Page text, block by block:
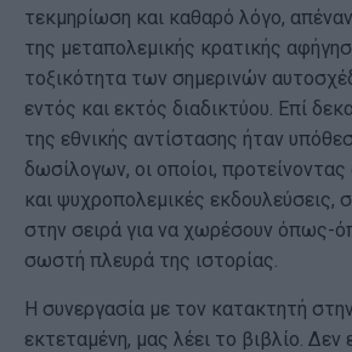
τεκμηρίωση και καθαρό λόγο,
της μεταπολεμικής κρατικής
τοξικότητα των σημερινών
εντός και εκτός διαδικτύου. Επί
της εθνικής αντίστασης ήταν
δωσίλογων, οι οποίοι,
και ψυχροπολεμικές εκδουλεύσεις,
στην σειρά για να χωρέσουν όπως-
σωστή πλευρά της ιστορίας.
Η συνεργασία με τον κατακτητή
εκτεταμένη, μας λέει το βιβλίο. Δεν